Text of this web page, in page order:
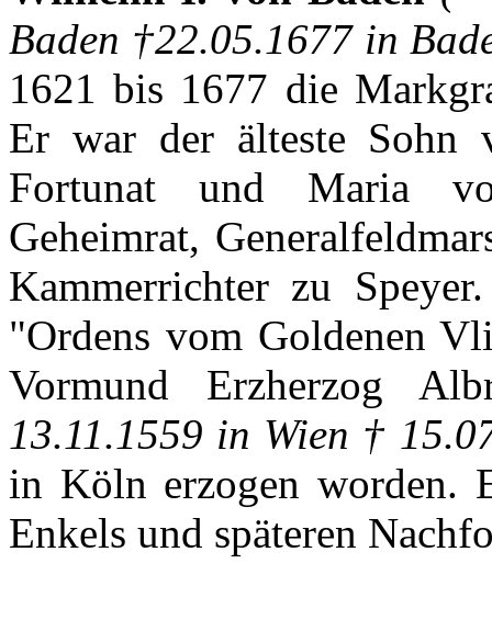
Baden †22.05.1677 in
1621bis 1677 die
Er war der älteste Sohn
Fortunat und Maria
Geheimrat,
Kammerrichter zu Speyer
"Ordens vom Goldenen
Vormund
Erzherzog
13.11.1559 in Wien †
in Köln erzogen worden.
Enkels und späteren